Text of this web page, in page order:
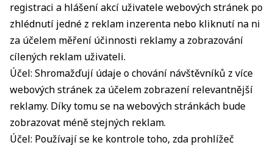
registraci a hlášení akcí uživatele webových stránek po
zhlédnutí jedné z reklam inzerenta nebo kliknutí na ni
za účelem měření účinnosti reklamy a zobrazování
cílených reklam uživateli.
Účel: Shromažďují údaje o chování návštěvníků z více
webových stránek za účelem zobrazení relevantnější
reklamy. Díky tomu se na webových stránkách bude
zobrazovat méně stejných reklam.
Účel: Používají se ke kontrole toho, zda prohlížeč